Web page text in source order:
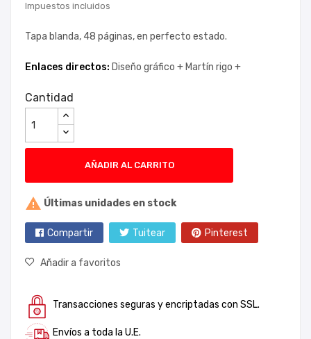
Impuestos incluidos
Tapa blanda, 48 páginas, en perfecto estado.
Enlaces directos: Diseño gráfico + Martín rigo +
Cantidad
AÑADIR AL CARRITO
 Últimas unidades en stock
Compartir Tuitear Pinterest
Añadir a favoritos
Transacciones seguras y encriptadas con SSL.
Envíos a toda la U.E.